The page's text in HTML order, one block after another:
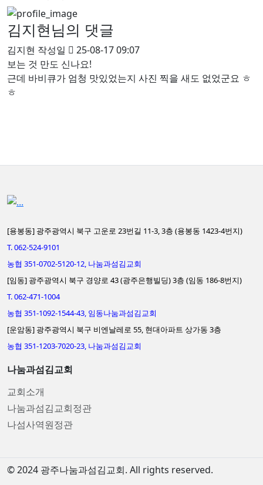
김지현님의 댓글
김지현 작성일
25-08-17 09:07
보는 것 만도 신나요!
근데 바비큐가 엄청 맛있었는지 사진 찍을 새도 없었군요 ㅎ
ㅎ
[용봉동] 광주광역시 북구 고운로 23번길 11-3, 3층 (용봉동 1423-4번지)
T. 062-524-9101
농협 351-0702-5120-12, 나눔과섬김교회
[임동] 광주광역시 북구 경양로 43 (광주은행빌딩) 3층 (임동 186-8번지)
T. 062-471-1004
농협 351-1092-1544-43, 임동나눔과섬김교회
[운암동] 광주광역시 북구 비엔날레로 55, 현대아파트 상가동 3층
농협 351-1203-7020-23, 나눔과섬김교회
나눔과섬김교회
교회소개
나눔과섬김교회정관
나섬사역원정관
© 2024 광주나눔과섬김교회. All rights reserved.